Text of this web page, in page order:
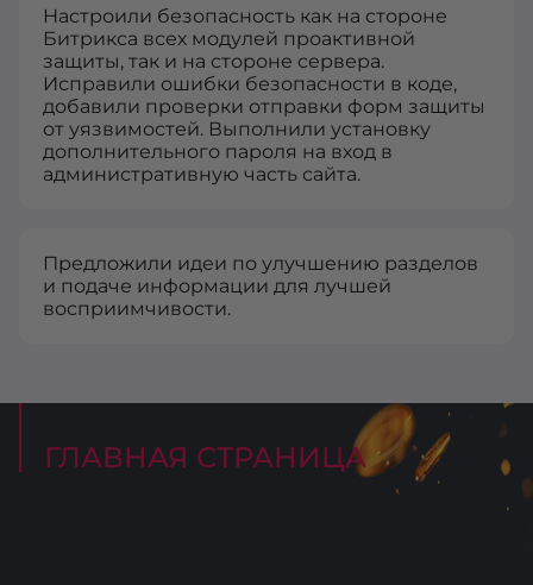
Настроили безопасность как на стороне
Битрикса всех модулей проактивной
защиты, так и на стороне сервера.
Исправили ошибки безопасности в коде,
добавили проверки отправки форм защиты
от уязвимостей. Выполнили установку
дополнительного пароля на вход в
административную часть сайта.
Предложили идеи по улучшению разделов
и подаче информации для лучшей
восприимчивости.
ГЛАВНАЯ СТРАНИЦА